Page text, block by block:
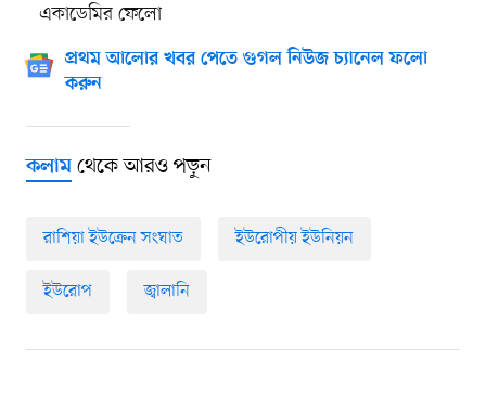
একাডেমির ফেলো
প্রথম আলোর খবর পেতে গুগল নিউজ চ্যানেল ফলো
করুন
কলামথেকে আরও পড়ুন
রাশিয়া ইউক্রেন সংঘাত ইউরোপীয় ইউনিয়ন
ইউরোপ জ্বালানি